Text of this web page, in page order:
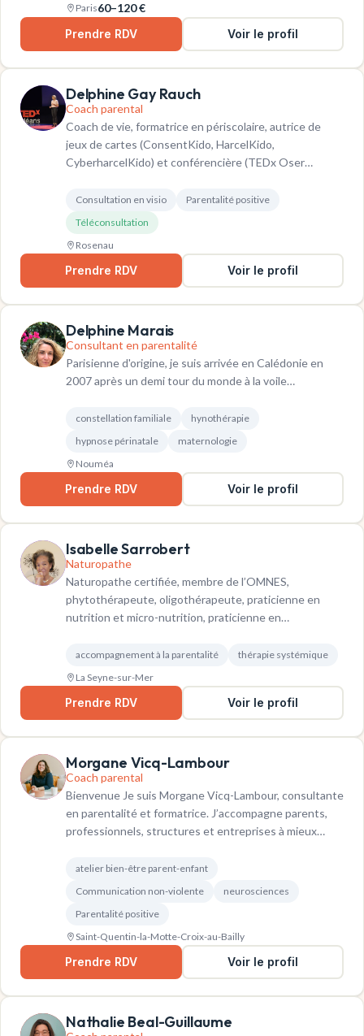
Paris60–120 €
Prendre RDV
Voir le profil
Delphine Gay Rauch
Coach parental
Coach de vie, formatrice en périscolaire, autrice de
jeux de cartes (ConsentKido, HarcelKido,
CyberharcelKido) et conférencière (TEDx Oser…
Consultation en visio
Parentalité positive
Téléconsultation
Rosenau
Prendre RDV Voir le profil
Delphine Marais
Consultant en parentalité
Parisienne d'origine, je suis arrivée en Calédonie en
2007 après un demi tour du monde à la voile…
constellation familiale
hynothérapie
hypnose périnatale
maternologie
Nouméa
Prendre RDV Voir le profil
Isabelle Sarrobert
Naturopathe
Naturopathe certifiée, membre de l’OMNES,
phytothérapeute, oligothérapeute, praticienne en
nutrition et micro-nutrition, praticienne en
accompagnement à la parentalité
thérapie systémique
La Seyne-sur-Mer
Prendre RDV Voir le profil
Morgane Vicq-Lambour
Coach parental
Bienvenue Je suis Morgane Vicq-Lambour, consultante
en parentalité et formatrice. J’accompagne parents,
professionnels, structures et entreprises à mieux…
atelier bien-être parent-enfant
Communication non-violente
neurosciences
Parentalité positive
Saint-Quentin-la-Motte-Croix-au-Bailly
Prendre RDV Voir le profil
Nathalie Beal-Guillaume